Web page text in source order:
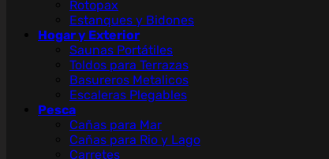
Rotopax
Estanques y Bidones
Hogar y Exterior
Saunas Portátiles
Toldos para Terrazas
Basureros Metalicos
Escaleras Plegables
Pesca
Cañas para Mar
Cañas para Rio y Lago
Carretes